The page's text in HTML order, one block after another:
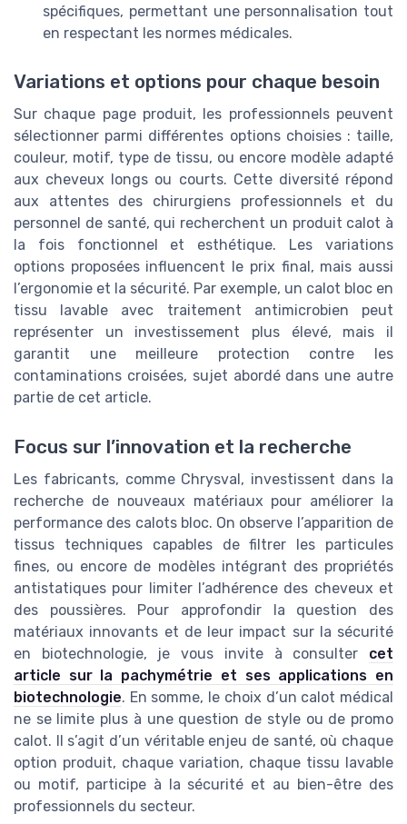
spécifiques, permettant une personnalisation tout
en respectant les normes médicales.
Variations et options pour chaque besoin
Sur chaque page produit, les professionnels peuvent
sélectionner parmi différentes options choisies : taille,
couleur, motif, type de tissu, ou encore modèle adapté
aux cheveux longs ou courts. Cette diversité répond
aux attentes des chirurgiens professionnels et du
personnel de santé, qui recherchent un produit calot à
la fois fonctionnel et esthétique. Les variations
options proposées influencent le prix final, mais aussi
l’ergonomie et la sécurité. Par exemple, un calot bloc en
tissu lavable avec traitement antimicrobien peut
représenter un investissement plus élevé, mais il
garantit une meilleure protection contre les
contaminations croisées, sujet abordé dans une autre
partie de cet article.
Focus sur l’innovation et la recherche
Les fabricants, comme Chrysval, investissent dans la
recherche de nouveaux matériaux pour améliorer la
performance des calots bloc. On observe l’apparition de
tissus techniques capables de filtrer les particules
fines, ou encore de modèles intégrant des propriétés
antistatiques pour limiter l’adhérence des cheveux et
des poussières. Pour approfondir la question des
matériaux innovants et de leur impact sur la sécurité
en biotechnologie, je vous invite à consulter cet
article sur la pachymétrie et ses applications en
biotechnologie. En somme, le choix d’un calot médical
ne se limite plus à une question de style ou de promo
calot. Il s’agit d’un véritable enjeu de santé, où chaque
option produit, chaque variation, chaque tissu lavable
ou motif, participe à la sécurité et au bien-être des
professionnels du secteur.